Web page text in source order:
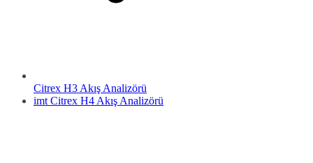
Citrex H3 Akış Analizörü
imt Citrex H4 Akış Analizörü